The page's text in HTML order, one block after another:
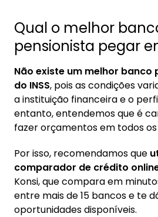
Qual o melhor
pensionista pegar
Não existe um melhor banco
do INSS, pois as condições
a instituição financeira e o
entanto, entendemos que é
fazer orçamentos em todos
Por isso, recomendamos que
comparador de crédito
Konsi, que compara em
entre mais de 15 bancos e te
oportunidades disponíveis.